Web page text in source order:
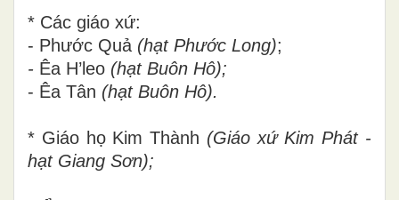
* Các giáo xứ:
- Phước Quả (hạt Phước Long);
- Êa H’leo (hạt Buôn Hô);
- Êa Tân (hạt Buôn Hô).
* Giáo họ Kim Thành (Giáo xứ Kim Phát -
hạt Giang Sơn);